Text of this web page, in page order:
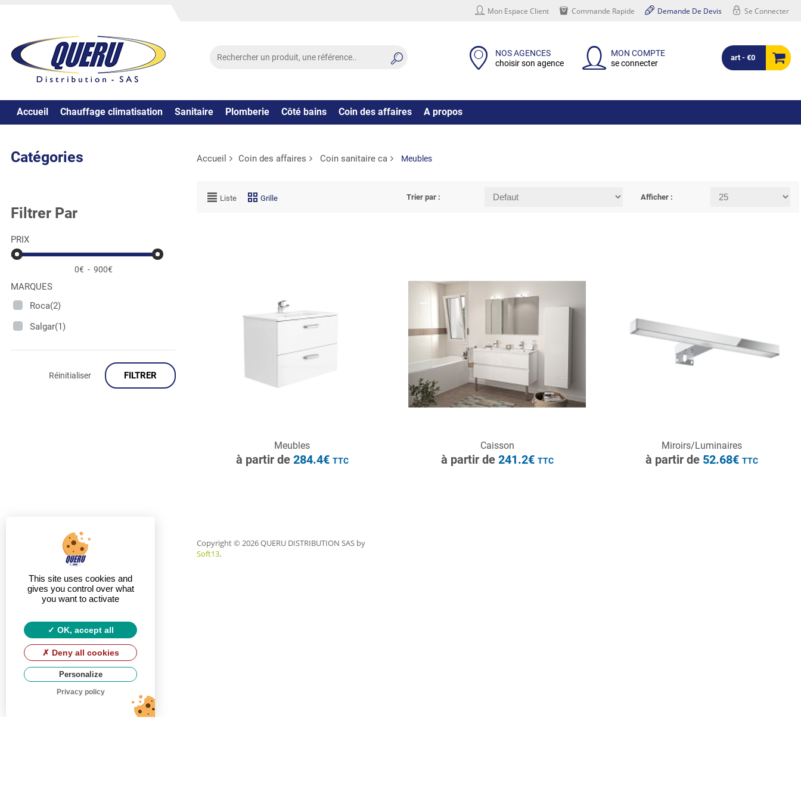
Mon Espace Client Commande Rapide Demande De Devis Se Connecter
NOS AGENCES
choisir son agence
MON COMPTE
se connecter
art - €0
Accueil Chauffage climatisation Sanitaire Plomberie Côté bains Coin des affaires A propos
Catégories
Filtrer Par
PRIX
0€ - 900€
MARQUES
Roca(2)
Salgar(1)
Réinitialiser FILTRER
Accueil Coin des affaires Coin sanitaire ca Meubles
Liste Grille Trier par : Afficher :
à partir de
284.4€
Meubles
à partir de 284.4€ TTC
Demande de devis
à partir de
241.2€
TTC
Caisson
à partir de 241.2€ TTC
Demande de devis
Miroirs/Luminaires
à partir de 52.68€TTC
Demande de devis
Copyright© 2026 QUERU DISTRIBUTION SAS by
Soft13.
This site uses cookies and
gives you control over what
you want to activate
OK, accept all
Deny all cookies
Personalize
Privacy policy